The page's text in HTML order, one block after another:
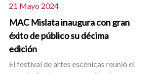
21 Mayo 2024
MAC Mislata inaugura con gran
éxito de público su décima
edición
El festival de artes escénicas reunió el